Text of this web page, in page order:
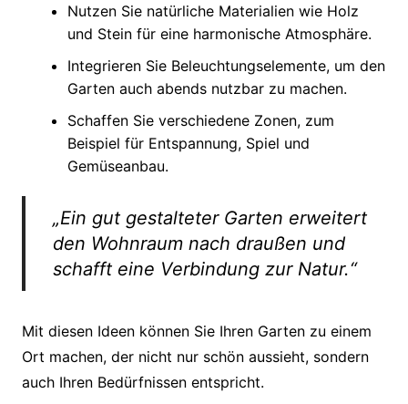
Nutzen Sie natürliche Materialien wie Holz
und Stein für eine harmonische Atmosphäre.
Integrieren Sie Beleuchtungselemente, um den
Garten auch abends nutzbar zu machen.
Schaffen Sie verschiedene Zonen, zum
Beispiel für Entspannung, Spiel und
Gemüseanbau.
„Ein gut gestalteter Garten erweitert
den Wohnraum nach draußen und
schafft eine Verbindung zur Natur.“
Mit diesen Ideen können Sie Ihren Garten zu einem
Ort machen, der nicht nur schön aussieht, sondern
auch Ihren Bedürfnissen entspricht.